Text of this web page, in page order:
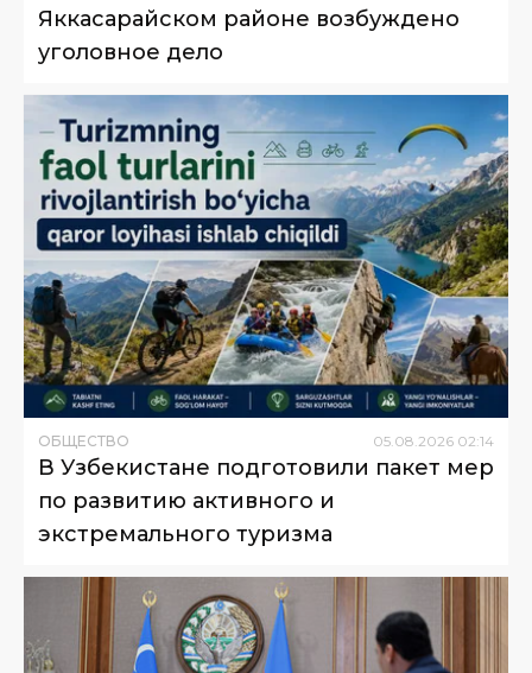
Яккасарайском районе возбуждено
уголовное дело
ОБЩЕСТВО 05 08 2026 02:14
В Узбекистане подготовили пакет мер
по развитию активного и
экстремального туризма